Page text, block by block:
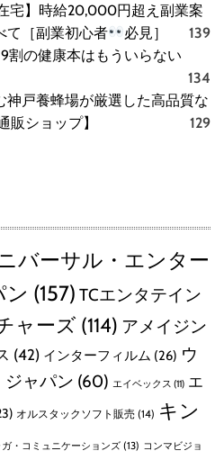
宅】時給20,000円超え副業案
て［副業初心者
必見］
139
の健康本はもういらない
134
戸養蜂場が厳選した高品質な
販ショップ】
129
バーサル・エンター
ン (157) TCエンタテイン
ャーズ (114) アメイジン
(42) インターフィルム (26) ウ
ジャパン (60) エイベックス (11) エ
オルスタックソフト販売 (14) キン
ガ・コミュニケーションズ (13) コンマビジョ